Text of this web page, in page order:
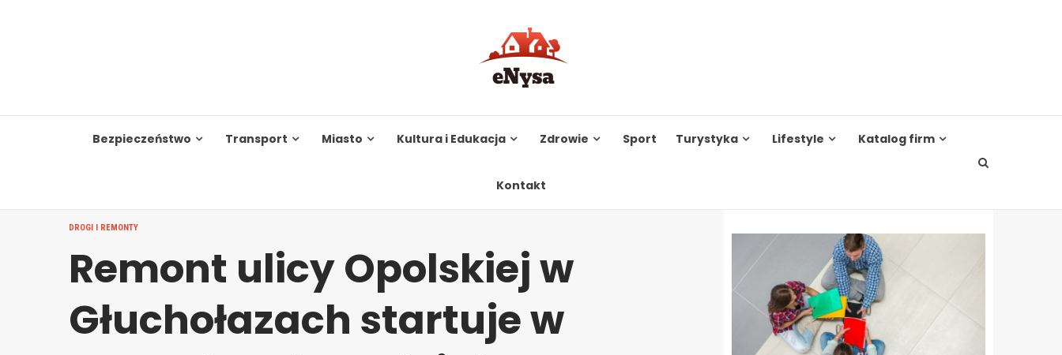
Bezpieczeństwo Transport Miasto Kultura i Edukacja Zdrowie Sport Turystyka Lifestyle Katalog firm
Kontakt
DROGI I REMONTY
Remont ulicy Opolskiej w
Głuchołazach startuje w